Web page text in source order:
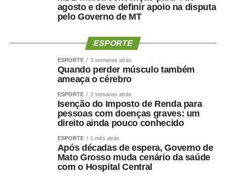
agosto e deve definir apoio na disputa
pelo Governo de MT
ESPORTE
ESPORTE 3 semanas atrás
Quando perder músculo também
ameaça o cérebro
ESPORTE 3 semanas atrás
Isenção do Imposto de Renda para
pessoas com doenças graves: um
direito ainda pouco conhecido
ESPORTE 1 mês atrás
Após décadas de espera, Governo de
Mato Grosso muda cenário da saúde
com o Hospital Central